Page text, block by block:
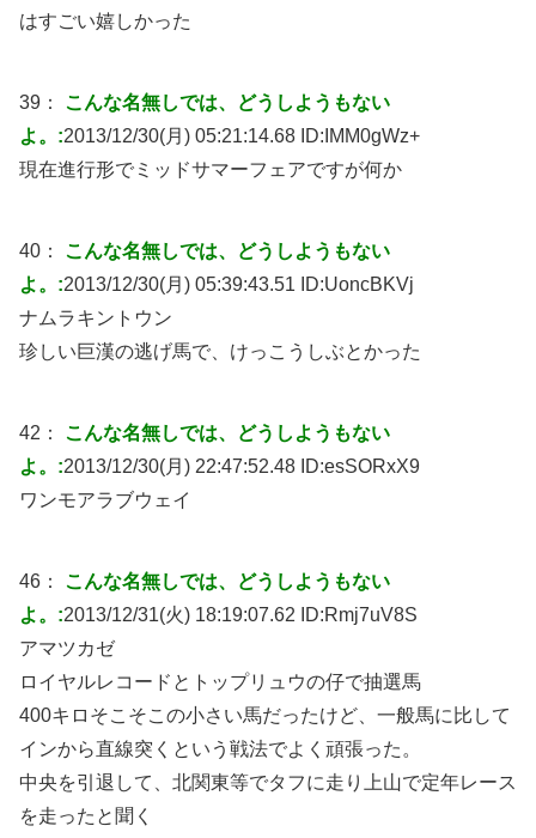
はすごい嬉しかった
39： こんな名無しでは、どうしようもない
よ。:2013/12/30(月) 05:21:14.68 ID: IMM0gWz+
現在進行形でミッドサマーフェアですが何か
40： こんな名無しでは、どうしようもない
よ。:2013/12/30(月) 05:39:43.51 ID:UoncBKVj
ナムラキントウン
珍しい巨漢の逃げ馬で、けっこうしぶとかった
42： こんな名無しでは、どうしようもない
よ。:2013/12/30(月) 22:47:52.48 ID:esSORxX9
ワンモアラブウェイ
46： こんな名無しでは、どうしようもない
よ。:2013/12/31(火) 18:19:07.62 ID:Rmj7uV8S
アマツカゼ
ロイヤルレコードとトップリュウの仔で抽選馬
400キロそこそこの小さい馬だったけど、一般馬に比して
インから直線突くという戦法でよく頑張った。
中央を引退して、北関東等でタフに走り上山で定年レース
を走ったと聞く